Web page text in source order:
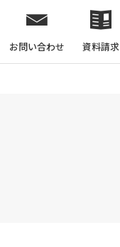
お問い合わせ 資料請求